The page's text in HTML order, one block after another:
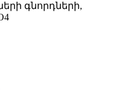
գնորդների,